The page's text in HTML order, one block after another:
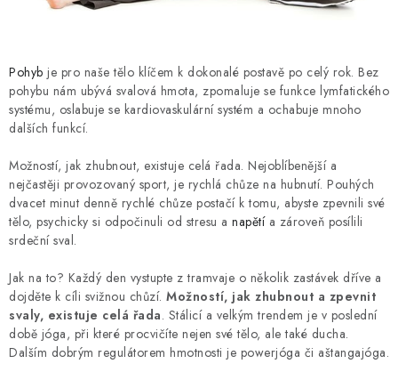
Pohyb je pro naše tělo klíčem k dokonalé postavě po celý rok. Bez
pohybu nám ubývá svalová hmota, zpomaluje se funkce lymfatického
systému, oslabuje se kardiovaskulární systém a ochabuje mnoho
dalších funkcí.
Možností, jak zhubnout, existuje celá řada. Nejoblíbenější a
nejčastěji provozovaný sport, je rychlá chůze na hubnutí. Pouhých
dvacet minut denně rychlé chůze postačí k tomu, abyste zpevnili své
tělo, psychicky si odpočinuli od stresu a napětía zároveň posílili
srdeční sval.
Jak na to? Každý den vystupte z tramvaje o několik zastávek dříve a
dojděte k cíli svižnou chůzí. Možností, jak zhubnout a zpevnit
svaly, existuje celá řada. Stálicí a velkým trendem je v poslední
době jóga, při které procvičíte nejen své tělo, ale také ducha.
Dalším dobrým regulátorem hmotnosti je powerjóga či aštangajóga.